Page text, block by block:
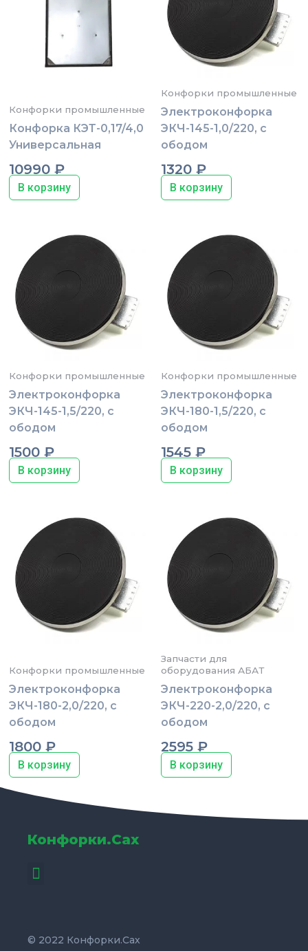
Конфорки промышленные
Конфорка КЭТ-0,17/4,0
Универсальная
10990₽
В корзину
Конфорки промышленные
Электроконфорка
ЭКЧ-145-1,0/220, с
ободом
1320 ₽
В корзину
Конфорки промышленные
Электроконфорка
ЭКЧ-145-1,5/220, с
ободом
1500₽
В корзину
Конфорки промышленные
Электроконфорка
ЭКЧ-180-1,5/220, с
ободом
1545 ₽
В корзину
Конфорки промышленные
Электроконфорка
ЭКЧ-180-2,0/220, с
ободом
1800₽
В корзину
Запчасти для
оборудования АБАТ
Электроконфорка
ЭКЧ-220-2,0/220, с
ободом
2595 ₽
В корзину
Конфорки.Сах
Menu
© 2022 Конфорки.Сах